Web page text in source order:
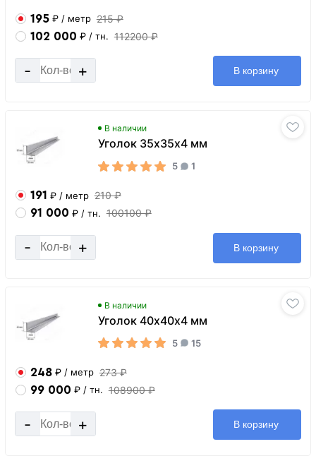
195 ₽ / метр 215 ₽
102 000 ₽ / тн. 112200 ₽
- + В корзину
В наличии
Уголок 35х35х4 мм
5 1
191 ₽ / метр 210 ₽
91 000 ₽ / тн. 100100 ₽
- + В корзину
В наличии
Уголок 40х40х4 мм
5 15
248 ₽ / метр 273 ₽
99 000 ₽ / тн. 108900 ₽
- + В корзину